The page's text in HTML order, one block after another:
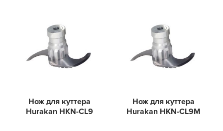
Нож для куттера
Hurakan HKN-CL9
Нож для куттера
Hurakan HKN-CL9M